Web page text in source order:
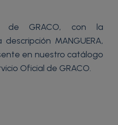
de GRACO, con la
MANGUERA,
en nuestro catálogo
Oficial de GRACO.